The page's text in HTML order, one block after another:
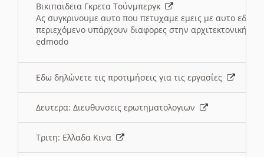
Βικιπαιδεια Γκρετα Τούνμπεργκ
Ας συγκρινουμε αυτο που πετυχαμε εμεις με αυτο εδω
περιεχόμενο υπάρχουν διαφορες στην αρχιτεκτονική
edmodo
Εδω δηλώνετε τις προτιμήσεις για τις εργασίες
Δευτερα: Διευθυνσεις ερωτηματολογιων
Τριτη: Ελλαδα Κινα